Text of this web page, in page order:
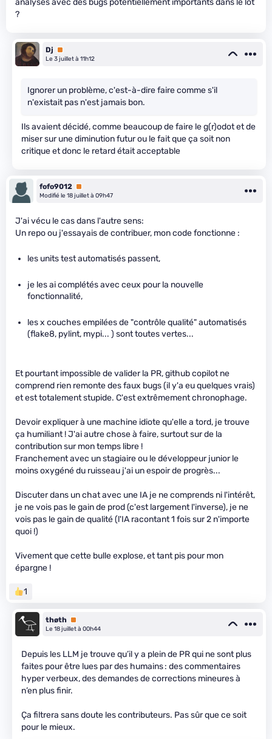
?
Dj
Premium
Le 3 juillet à 11h12
Ignorer un problème, c'est-à-dire faire comme s'il
n'existait pas n'est jamais bon.
Ils avaient décidé, comme beaucoup de faire le g(r)odot et de
miser sur une diminution futur ou le fait que ça soit non
critique et donc le retard était acceptable
fofo9012 Premium
Modifié le 18 juillet à 09h47
J'ai vécu le cas dans l'autre sens:
Un repo ou j'essayais de contribuer, mon code fonctionne :
les units test automatisés passent,
je les ai complétés avec ceux pour la nouvelle
fonctionnalité,
les x couches empilées de "contrôle qualité" automatisés
(flake8, pylint, mypi... ) sont toutes vertes...
Et pourtant impossible de valider la PR, github copilot ne
comprend rien remonte des faux bugs (il y'a eu quelques vrais)
et est totalement stupide. C'est extrêmement chronophage.
Devoir expliquer à une machine idiote qu'elle a tord, je trouve
ça humiliant ! J'ai autre chose à faire, surtout sur de la
contribution sur mon temps libre !
Franchement avec un stagiaire ou le développeur junior le
moins oxygéné du ruisseau j'ai un espoir de progrès...
Discuter dans un chat avec une IA je ne comprends ni l'intérêt,
je ne vois pas le gain de prod (c'est largement l'inverse), je ne
vois pas le gain de qualité (l'IA racontant 1 fois sur 2 n'importe
quoi !)
Vivement que cette bulle explose, et tant pis pour mon
épargne !
1
thøth Premium
Le 18 juillet à 00h44
Depuis les LLM je trouve qu’il y a plein de PR qui ne sont plus
faites pour être lues par des humains : des commentaires
hyper verbeux, des demandes de corrections mineures à
n’en plus finir.
Ça filtrera sans doute les contributeurs. Pas sûr que ce soit
pour le mieux.